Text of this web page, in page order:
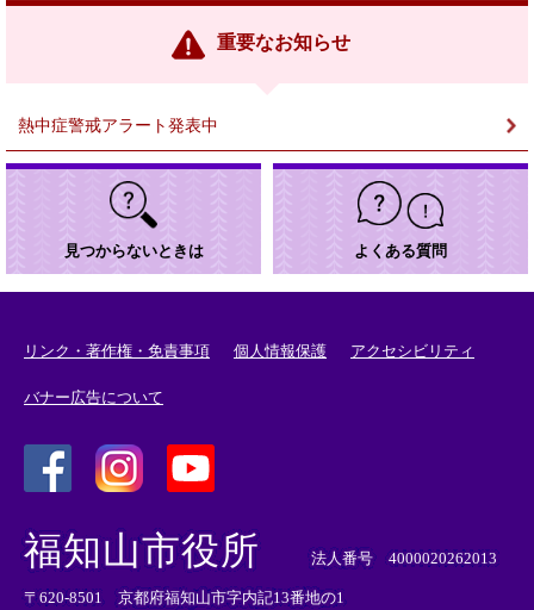
リ
重要なお知らせ
熱中症警戒アラート発表中
見つからないときは よくある質問
リンク・著作権・免責事項 個人情報保護 アクセシビリティ
バナー広告について
外
部
リ
ン
外
リ
ン
外
部
ン
福知山市役所 法人番号 4000020262013
〒620-8501 京都府福知山市字内記13番地の1